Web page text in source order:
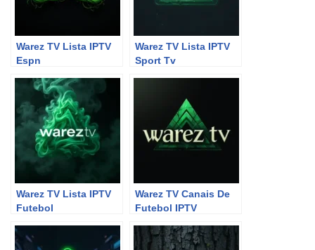
Warez TV Lista IPTV
Espn
Warez TV Lista IPTV
Sport Tv
Warez TV Lista IPTV
Futebol
Warez TV Canais De
Futebol IPTV